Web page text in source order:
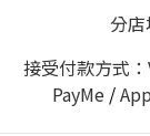
分店
接受付款方式
PayMe /